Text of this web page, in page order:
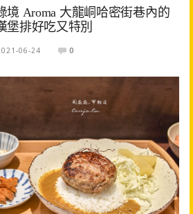
境 Aroma 大龍峒哈密街巷內的
堡排好吃又特別
06-24 0